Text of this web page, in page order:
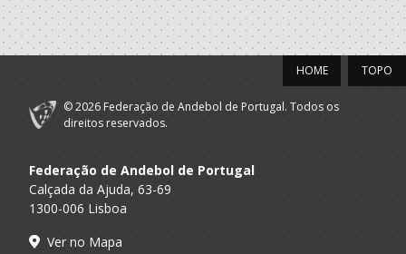
TOPO
HOME
© 2026 Federação de Andebol de Portugal. Todos os
direitos reservados.
Federação de Andebol de Portugal
Calçada da Ajuda, 63-69
1300-006 Lisboa
Ver no Mapa